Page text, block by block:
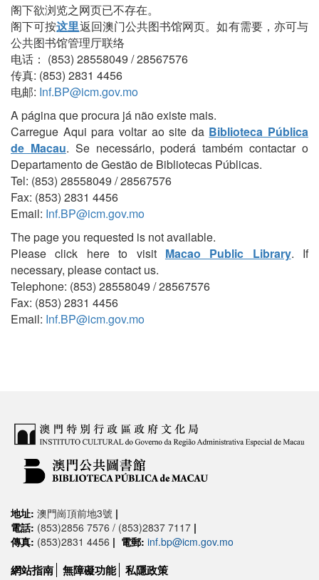
阁下欲浏览之网页已不存在。
阁下可按这里返回澳门公共图书馆网页。如有需要，亦可与
公共图书馆管理厅联络
电话： (853) 28558049 / 28567576
传真: (853) 2831 4456
电邮: Inf.BP@icm.gov.mo
A página que procura já não existe mais.
Carregue Aqui para voltar ao site da Biblioteca Pública
de Macau. Se necessário, poderá também contactar o
Departamento de Gestão de Bibliotecas Públicas.
Tel: (853) 28558049 / 28567576
Fax: (853) 2831 4456
Email: Inf.BP@icm.gov.mo
The page you requested is not available.
Please click here to visit Macao Public Library. If
necessary, please contact us.
Telephone: (853) 28558049 / 28567576
Fax: (853) 2831 4456
Email: Inf.BP@icm.gov.mo
地址: 澳門崗頂前地3號 |
電話: (853)2856 7576 / (853)2837 7117 |
傳真: (853)2831 4456 | 電郵: inf.bp@icm.gov.mo
網站指南 無障礙功能 私隱政策